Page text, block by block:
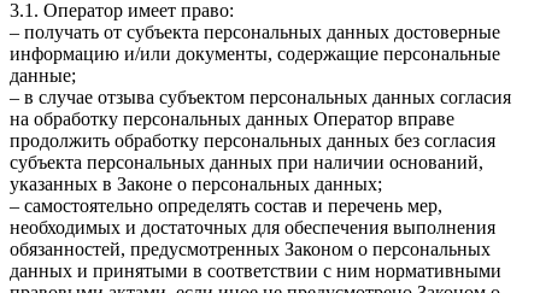
3.1. Оператор имеет право:
– получать от субъекта персональных данных достоверные
информацию и/или документы, содержащие персональные
данные;
– в случае отзыва субъектом персональных данных согласия
на обработку персональных данных Оператор вправе
продолжить обработку персональных данных без согласия
субъекта персональных данных при наличии оснований,
указанных в Законе о персональных данных;
– самостоятельно определять состав и перечень мер,
необходимых и достаточных для обеспечения выполнения
обязанностей, предусмотренных Законом о персональных
данных и принятыми в соответствии с ним нормативными